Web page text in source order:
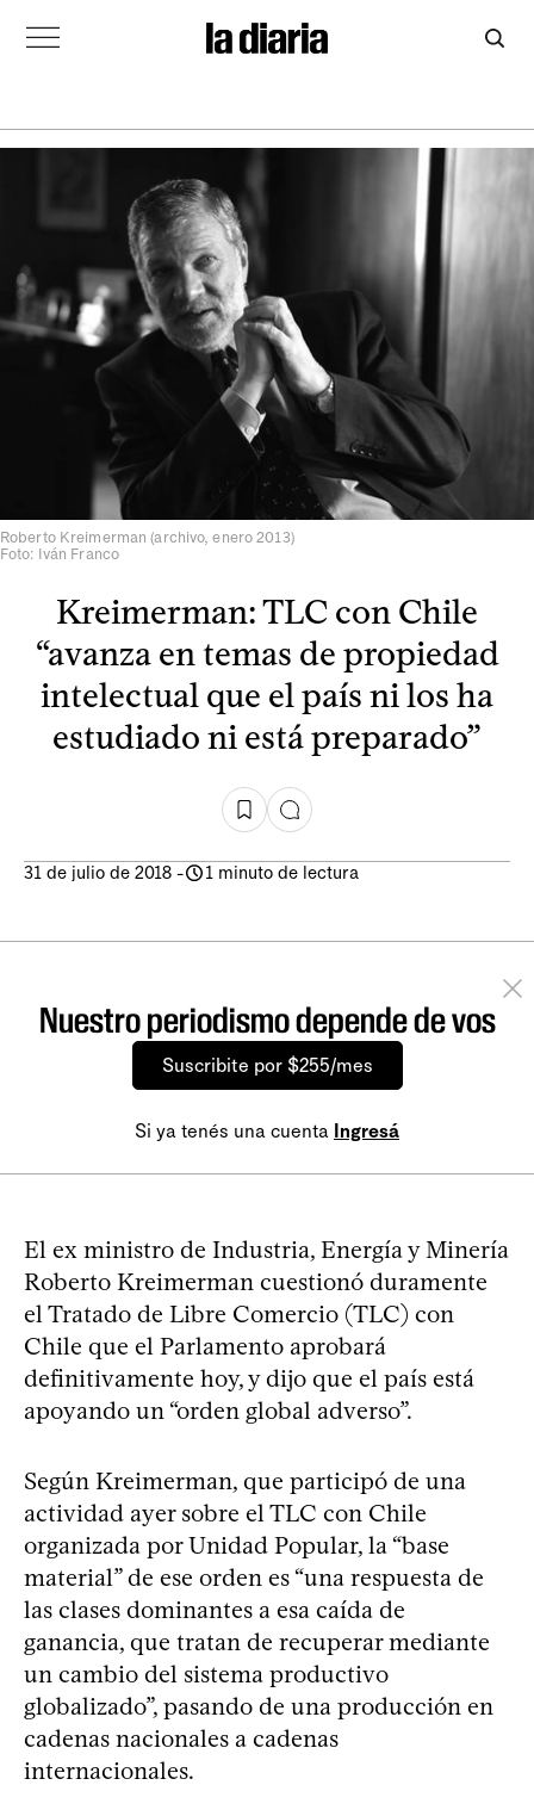
Roberto Kreimerman (archivo, enero 2013)
Foto: Iván Franco
Kreimerman: TLC con Chile
“avanza en temas de propiedad
intelectual que el país ni los ha
estudiado ni está preparado”
31 de julio de 2018 - 1 minuto de lectura
Nuestro periodismo depende de vos
Suscribite por $255/mes
Si ya tenés una cuenta Ingresá
El ex ministro de Industria, Energía y Minería
Roberto Kreimerman cuestionó duramente
el Tratado de Libre Comercio (TLC) con
Chile que el Parlamento aprobará
definitivamente hoy, y dijo que el país está
apoyando un “orden global adverso”.
Según Kreimerman, que participó de una
actividad ayer sobre el TLC con Chile
organizada por Unidad Popular, la “base
material” de ese orden es “una respuesta de
las clases dominantes a esa caída de
ganancia, que tratan de recuperar mediante
un cambio del sistema productivo
globalizado”, pasando de una producción en
cadenas nacionales a cadenas
internacionales.